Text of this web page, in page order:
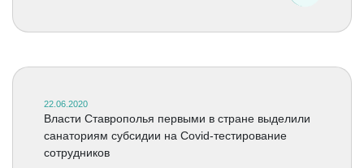
22.06.2020
Власти Ставрополья первыми в стране выделили
санаториям субсидии на Covid-тестирование
сотрудников